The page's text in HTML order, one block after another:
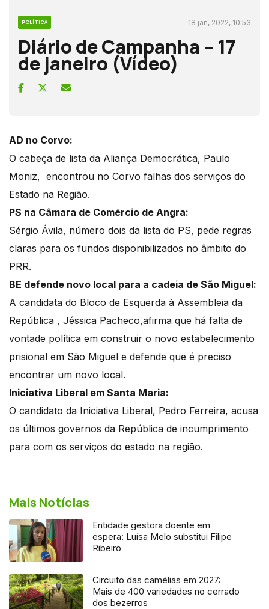
POLÍTICA 18 jan, 2022, 10:53
Diário de Campanha – 17
de janeiro (Vídeo)
AD no Corvo:
O cabeça de lista da Aliança Democrática, Paulo
Moniz, encontrou no Corvo falhas dos serviços do
Estado na Região.
PS na Câmara de Comércio de Angra:
Sérgio Ávila, número dois da lista do PS, pede regras
claras para os fundos disponibilizados no âmbito do
PRR.
BE defende novo local para a cadeia de São Miguel:
A candidata do Bloco de Esquerda à Assembleia da
República , Jéssica Pacheco,afirma que há falta de
vontade política em construir o novo estabelecimento
prisional em São Miguel e defende que é preciso
encontrar um novo local.
Iniciativa Liberal em Santa Maria:
O candidato da Iniciativa Liberal, Pedro Ferreira, acusa
os últimos governos da República de incumprimento
para com os serviços do estado na região.
Mais Notícias
Entidade gestora doente em
espera: Luísa Melo substitui Filipe
Ribeiro
Circuito das camélias em 2027:
Mais de 400 variedades no cerrado
dos bezerros